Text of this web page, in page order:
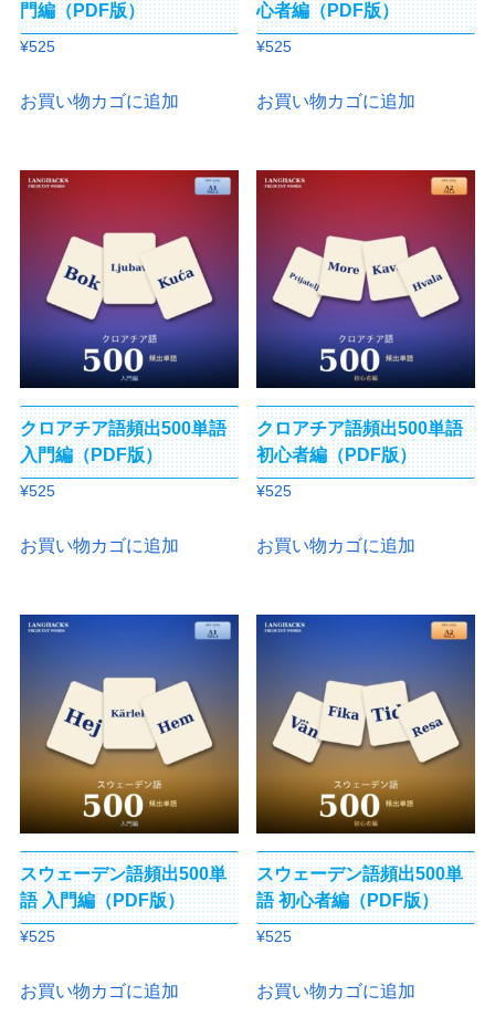
門編（PDF版）
¥525
お買い物カゴに追加
心者編（PDF版）
¥525
お買い物カゴに追加
クロアチア語頻出500単語
入門編（PDF版）
¥525
お買い物カゴに追加
クロアチア語頻出500単語
初心者編（PDF版）
¥525
お買い物カゴに追加
スウェーデン語頻出500単
語 入門編（PDF版）
¥525
お買い物カゴに追加
スウェーデン語頻出500単
語 初心者編（PDF版）
¥525
お買い物カゴに追加